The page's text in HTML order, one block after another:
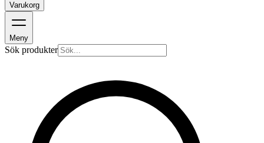
Varukorg
Meny
Sök produkter